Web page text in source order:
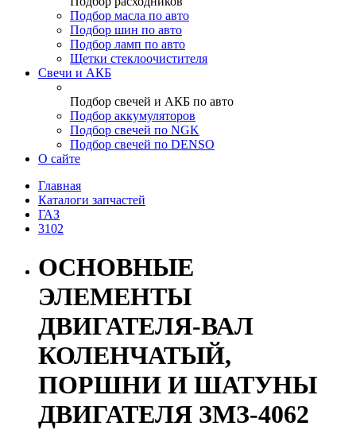
Подбор масла по авто
Подбор шин по авто
Подбор ламп по авто
Щетки стеклоочистителя
Свечи и АКБ
Подбор свечей и АКБ по авто
Подбор аккумуляторов
Подбор свечей по NGK
Подбор свечей по DENSO
О сайте
Главная
Каталоги запчастей
ГАЗ
3102
ОСНОВНЫЕ
ЭЛЕМЕНТЫ
ДВИГАТЕЛЯ-ВАЛ
КОЛЕНЧАТЫЙ,
ПОРШНИ И ШАТУНЫ
ДВИГАТЕЛЯ ЗМЗ-4062